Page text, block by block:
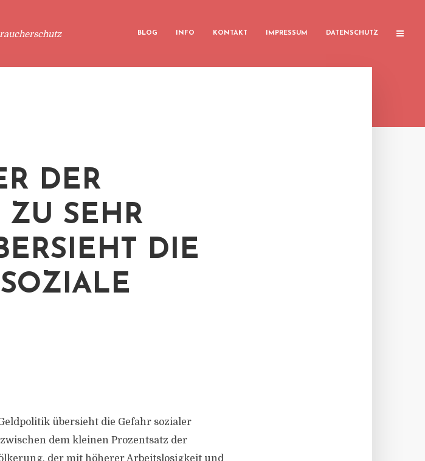
BLOG INFO KONTAKT IMPRESSUM DATENSCHUTZ
DER
SEHR
DIE
übersieht die Gefahr sozialer
dem kleinen Prozentsatz der
der mit höherer Arbeitslosigkeit und